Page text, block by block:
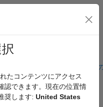
学生・キャリア初期
ゲーション メ
たコンテンツにアクセス
認できます。現在の位置情
奨します: United States